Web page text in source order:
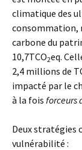
climatique des
consommation,
carbone du
10,7TCO2eq.
2,4 millions de
impacté par le
à la fois forceurs
Deux stratégies
vulnérabilité :